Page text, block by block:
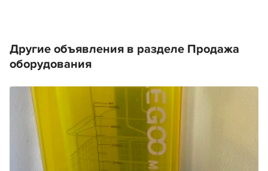
Другие объявления в разделе Продажа
оборудования